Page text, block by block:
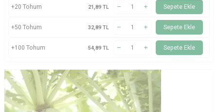
+20 Tohum 21,89 TL Sepete Ekle
+50 Tohum 32,89 TL Sepete Ekle
+100 Tohum 54,89 TL Sepete Ekle